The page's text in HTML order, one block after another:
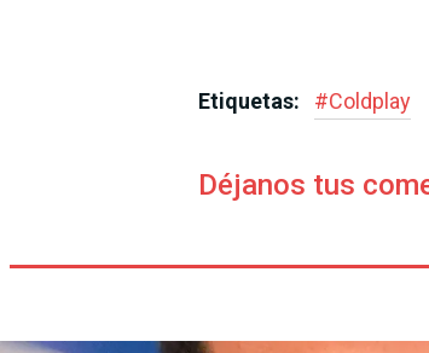
Etiquetas: #Coldplay
Déjanos tus